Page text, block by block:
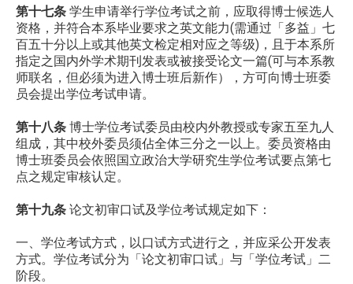
第十七条 学生申请举行学位考试之前，应取得博士候选人
资格，并符合本系毕业要求之英文能力(需通过「多益」七
百五十分以上或其他英文检定相对应之等级)，且于本系所
指定之国内外学术期刊发表或被接受论文一篇(可与本系教
师联名，但必须为进入博士班后新作），方可向博士班委
员会提出学位考试申请。
第十八条 博士学位考试委员由校内外教授或专家五至九人
组成，其中校外委员须佔全体三分之一以上。委员资格由
博士班委员会依照国立政治大学研究生学位考试要点第七
点之规定审核认定。
第十九条 论文初审口试及学位考试规定如下：
一、学位考试方式，以口试方式进行之，并应采公开发表
方式。学位考试分为「论文初审口试」与「学位考试」二
阶段。